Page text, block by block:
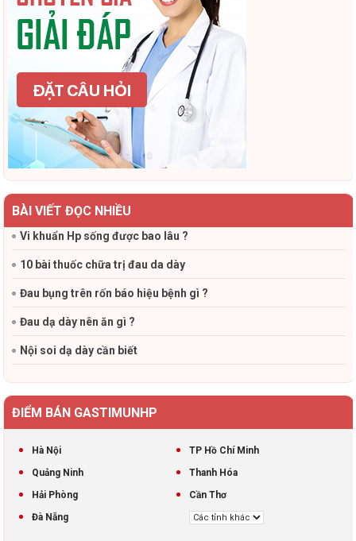
BÀI VIẾT ĐỌC NHIỀU
Vi khuẩn Hp sống được bao lâu ?
10 bài thuốc chữa trị đau da dày
Đau bụng trên rốn báo hiệu bệnh gì ?
Đau dạ dày nên ăn gì ?
Nội soi dạ dày cần biết
ĐIỂM BÁN GASTIMUNHP
Hà Nội
TP Hồ Chí Minh
Quảng Ninh
Thanh Hóa
Hải Phòng
Cần Thơ
Đà Nẵng